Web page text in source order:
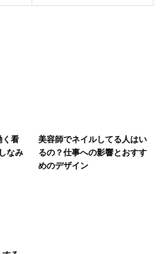
く看
なみ
美容師でネイルしてる人はい
るの？仕事への影響とおすす
めのデザイン